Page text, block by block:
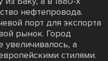
нефтепровода.
порт для экспорта
рынок. Город
увеличивалось, а
стилями.